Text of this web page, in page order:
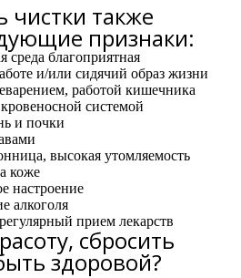
чистки также
признаки:
благоприятная
и/или сидячий образ жизни
работой кишечника
системой
и почки
высокая утомляемость
коже
настроение
алкоголя
прием лекарств
сбросить
здоровой?